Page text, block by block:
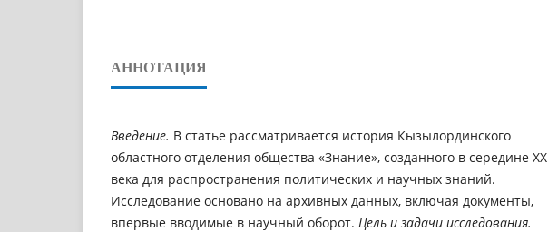
АННОТАЦИЯ
Введение. В статье рассматривается история Кызылординского
областного отделения общества «Знание», созданного в середине XX
века для распространения политических и научных знаний.
Исследование основано на архивных данных, включая документы,
впервые вводимые в научный оборот. Цель и задачи исследования.